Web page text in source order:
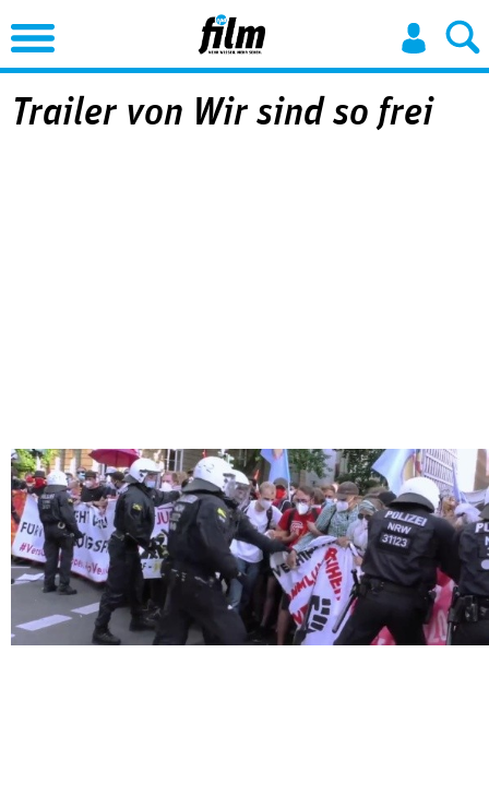
Jump to Navigation
Trailer von Wir sind so frei